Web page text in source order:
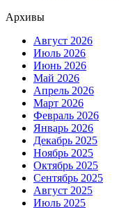
Архивы
Август 2026
Июль 2026
Июнь 2026
Май 2026
Апрель 2026
Март 2026
Февраль 2026
Январь 2026
Декабрь 2025
Ноябрь 2025
Октябрь 2025
Сентябрь 2025
Август 2025
Июль 2025